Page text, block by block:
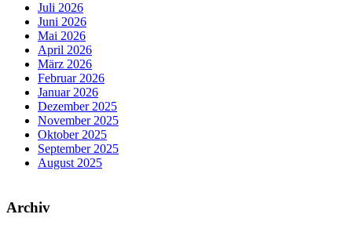
Juli 2026
Juni 2026
Mai 2026
April 2026
März 2026
Februar 2026
Januar 2026
Dezember 2025
November 2025
Oktober 2025
September 2025
August 2025
Archiv